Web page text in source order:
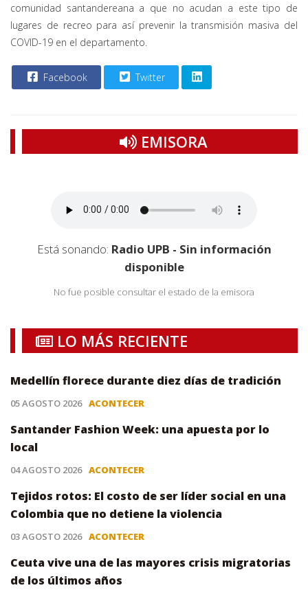
comunidad santandereana a que no acudan a este tipo de
lugares de recreo para así prevenir la transmisión masiva del
COVID-19 en el departamento.
Facebook Twitter
EMISORA
Está sonando: Radio UPB - Sin información
disponible
No fue posible consultar el estado de la emisora
LO MÁS RECIENTE
Medellín florece durante diez días de tradición
05 AGOSTO 2026 ACONTECER
Santander Fashion Week: una apuesta por lo
local
04 AGOSTO 2026 ACONTECER
Tejidos rotos: El costo de ser líder social en una
Colombia que no detiene la violencia
03 AGOSTO 2026 ACONTECER
Ceuta vive una de las mayores crisis migratorias
de los últimos años